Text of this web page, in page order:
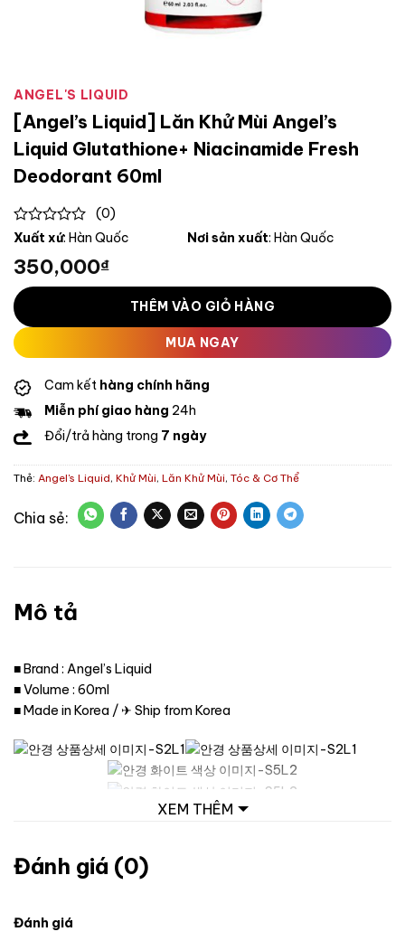
ANGEL'S LIQUID
[Angel’s Liquid] Lăn Khử Mùi Angel’s
Liquid Glutathione+ Niacinamide Fresh
Deodorant 60ml
0
of
5
(0)
Xuất xứ: Hàn Quốc Nơi sản xuất: Hàn Quốc
350,000₫
THÊM VÀO GIỎ HÀNG
MUA NGAY
Cam kết hàng chính hãng
Miễn phí giao hàng 24h
Đổi/trả hàng trong 7 ngày
Thẻ: Angel's Liquid, Khử Mùi, Lăn Khử Mùi, Tóc & Cơ Thể
Mô tả
■ Brand : Angel’s Liquid
■ Volume : 60ml
■ Made in Korea / ✈ Ship from Korea
XEM THÊM
Đánh giá (0)
Đánh giá